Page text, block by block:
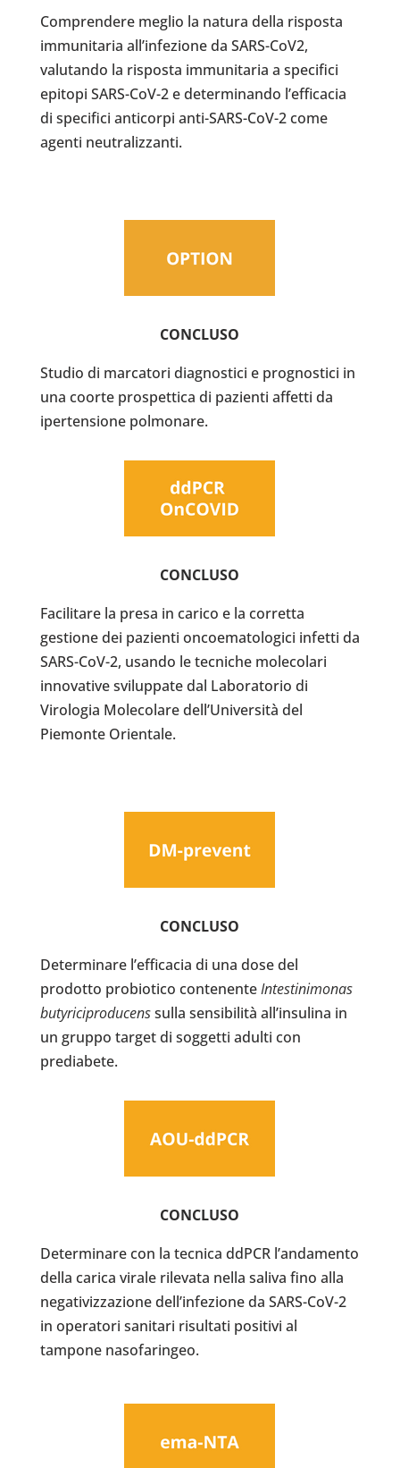
Comprendere meglio la natura della risposta
immunitaria all’infezione da SARS-CoV2,
valutando la risposta immunitaria a specifici
epitopi SARS-CoV-2 e determinando l’efficacia
di specifici anticorpi anti-SARS-CoV-2 come
agenti neutralizzanti.
CONCLUSO
Studio di marcatori diagnostici e prognostici in
una coorte prospettica di pazienti affetti da
ipertensione polmonare.
CONCLUSO
Facilitare la presa in carico e la corretta
gestione dei pazienti oncoematologici infetti da
SARS-CoV-2, usando le tecniche molecolari
innovative sviluppate dal Laboratorio di
Virologia Molecolare dell’Università del
Piemonte Orientale.
CONCLUSO
Determinare l’efficacia di una dose del
prodotto probiotico contenenteIntestinimonas
butyriciproducenssulla sensibilità all’insulina in
un gruppo target di soggetti adulti con
prediabete.
CONCLUSO
Determinare con la tecnica ddPCR l’andamento
della carica virale rilevata nella saliva fino alla
negativizzazione dell’infezione da SARS-CoV-2
in operatori sanitari risultati positivi al
tampone nasofaringeo.